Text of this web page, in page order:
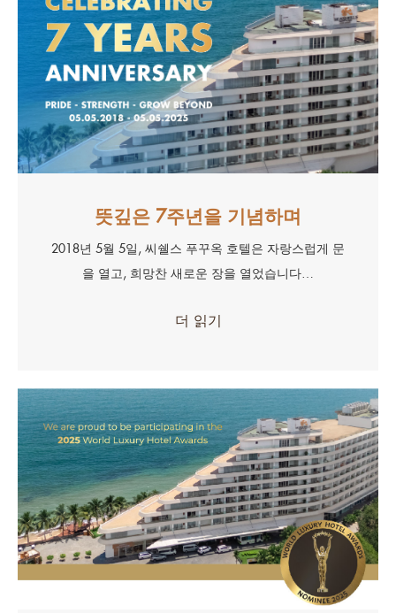
뜻깊은 7주년을 기념하며
2018년 5월 5일, 씨쉘스 푸꾸옥 호텔은 자랑스럽게 문
을 열고, 희망찬 새로운 장을 열었습니다…
더 읽기